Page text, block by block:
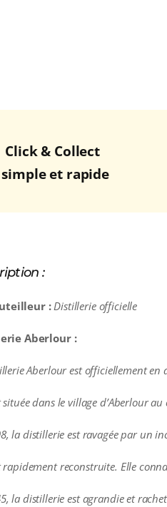
Click & Collect
simple et rapide
:
:Distillerie officielle
Aberlour :
Aberlour est officiellement en
située dans le village d’Aberlour
la distillerie est ravagée par un
rapidement reconstruite. Elle
la distillerie est agrandie et